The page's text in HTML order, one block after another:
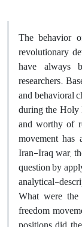
The behavior
revolutionary
have always
researchers.
and behavioral
during the Holy
and worthy of
movement has
Iran-Iraq war,
question by
analytical-
What were
freedom